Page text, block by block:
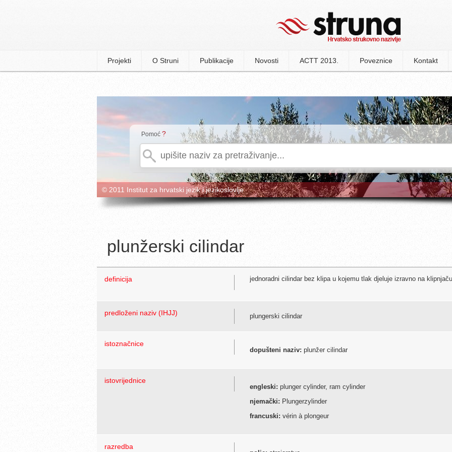
Projekti O Struni Publikacije Novosti ACTT 2013. Poveznice Kontakt
Pomoć ?
© 2011 Institut za hrvatski jezik i jezikoslovlje
plunžerski cilindar
definicija jednoradni cilindar bez klipa u kojemu tlak djeluje izravno na klipnjaču
predloženi naziv (IHJJ) plungerski cilindar
istoznačnice
dopušteni naziv: plunžer cilindar
istovrijednice
engleski: plunger cylinder, ram cylinder
njemački: Plungerzylinder
francuski: vérin à plongeur
razredba